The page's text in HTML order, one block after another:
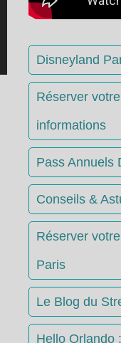
Disneyland
Réserver
informations
Pass Annuels
Conseils &
Réserver
Paris
Le Blog du
Hello Orlando